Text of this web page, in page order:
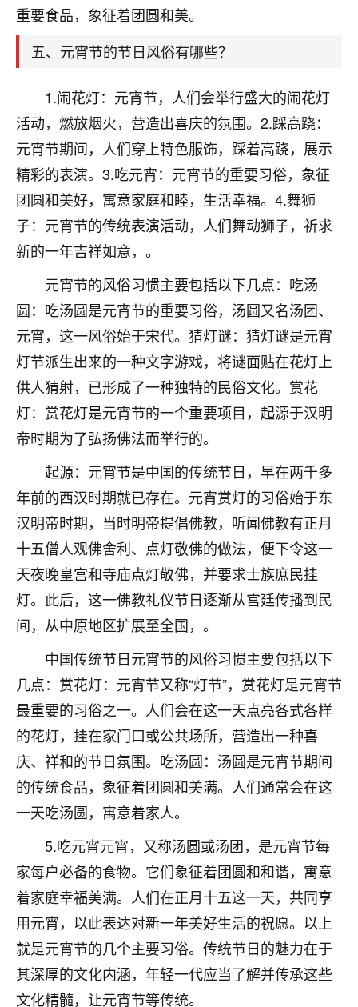
重要食品，象征着团圆和美。
五、元宵节的节日风俗有哪些？
1.闹花灯：元宵节，人们会举行盛大的闹花灯
活动，燃放烟火，营造出喜庆的氛围。2.踩高跷：
元宵节期间，人们穿上特色服饰，踩着高跷，展示
精彩的表演。3.吃元宵：元宵节的重要习俗，象征
团圆和美好，寓意家庭和睦，生活幸福。4.舞狮
子：元宵节的传统表演活动，人们舞动狮子，祈求
新的一年吉祥如意，。
元宵节的风俗习惯主要包括以下几点：吃汤
圆：吃汤圆是元宵节的重要习俗，汤圆又名汤团、
元宵，这一风俗始于宋代。猜灯谜：猜灯谜是元宵
灯节派生出来的一种文字游戏，将谜面贴在花灯上
供人猜射，已形成了一种独特的民俗文化。赏花
灯：赏花灯是元宵节的一个重要项目，起源于汉明
帝时期为了弘扬佛法而举行的。
起源：元宵节是中国的传统节日，早在两千多
年前的西汉时期就已存在。元宵赏灯的习俗始于东
汉明帝时期，当时明帝提倡佛教，听闻佛教有正月
十五僧人观佛舍利、点灯敬佛的做法，便下令这一
天夜晚皇宫和寺庙点灯敬佛，并要求士族庶民挂
灯。此后，这一佛教礼仪节日逐渐从宫廷传播到民
间，从中原地区扩展至全国，。
中国传统节日元宵节的风俗习惯主要包括以下
几点：赏花灯：元宵节又称“灯节”，赏花灯是元宵节
最重要的习俗之一。人们会在这一天点亮各式各样
的花灯，挂在家门口或公共场所，营造出一种喜
庆、祥和的节日氛围。吃汤圆：汤圆是元宵节期间
的传统食品，象征着团圆和美满。人们通常会在这
一天吃汤圆，寓意着家人。
5.吃元宵元宵，又称汤圆或汤团，是元宵节每
家每户必备的食物。它们象征着团圆和和谐，寓意
着家庭幸福美满。人们在正月十五这一天，共同享
用元宵，以此表达对新一年美好生活的祝愿。以上
就是元宵节的几个主要习俗。传统节日的魅力在于
其深厚的文化内涵，年轻一代应当了解并传承这些
文化精髓，让元宵节等传统。
鹿森 ：可怜天下父母心啊！
3小时前 来自河北
付深
我是公司人事调整，有升迁机会，但同时竞争的我们
三个，找老师的时候是抱着侥幸心理，没想到老师看
着我晋升有望，我半信半疑的按照老师建议，做了化
太岁还有一个发钱粮，本来年前的人事调整，拖到年
后，我以为都没戏了，结果开年一上班，开会提拔升
职第一个就是我，职务无所谓，主要是底薪加了
3000，非常开心，无论如何，感恩感谢！🙏🏻
12小时前 来自北京
心心相印
我身体不太好，总是病病殃殃的，去检查又没什么大
问题，反正就是不舒服。中医西医看遍了，找不到问
题，后来无意中看到有人推荐慧来老师，跟老师聊过
之后，心情豁然开朗，也听老师建议，处理了一些因
果问题。今年以来，身体比以前好多，主要是心情好
鹿森：是的，其实跟老师聊过之后，最大的感
触，首先就是心态会变好，万般皆是命，半点
不由人！
1天前 来自四川
金白水清
我也想找老师看看，有没有人给个联系方式的啊？
鹿森：慧来老师微信：gjsy0624
12
青春168
我也想要，我也想要！
15
Jessica李
老师做不做超度法事？我想给我奶奶做超度，她今年
刚去世了。
七零老顽童
：我母亲前年离世，刚开始我经常
做梦梦见她，后来也是朋友介绍，找到慧来老
师，安排了超度法事，做梦再也没有梦到过
了，一开始是半信半疑的，图个心安，给亡母
超度，现在看来，人不信也不行。
2天前 来自云南